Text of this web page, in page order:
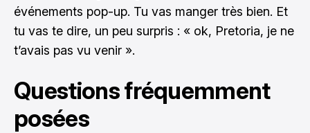
événements pop-up. Tu vas manger très bien. Et
tu vas te dire, un peu surpris : « ok, Pretoria, je ne
t’avais pas vu venir ».
Questions fréquemment
posées